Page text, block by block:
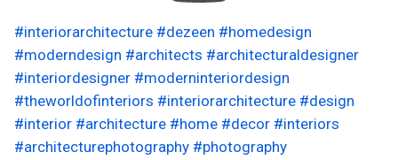
#interiorarchitecture #dezeen #homedesign
#moderndesign #architects #architecturaldesigner
#interiordesigner #moderninteriordesign
#theworldofinteriors #interiorarchitecture #design
#interior #architecture #home #decor #interiors
#architecturephotography #photography